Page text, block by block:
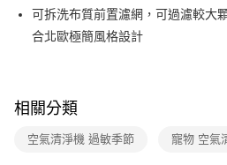
相關說明
【大哥付你分期使用說明】
1.本服務由台灣大哥大提供，台灣大哥大用
3.實際核准額度、可分期數及費用金額請依
消。如遇「轉專審核」未通過狀況，表示未
ATM付款
宅配
每筆NT$100，滿NT$999(含以上)免運
可拆洗布質前置濾網，可過濾較大
合北歐極簡風格設計
相關分類
空氣清淨機 過敏季節 寵物 空氣